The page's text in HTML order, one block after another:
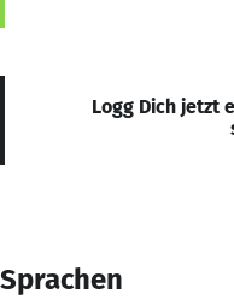
Logg Dich jetzt
Sprachen